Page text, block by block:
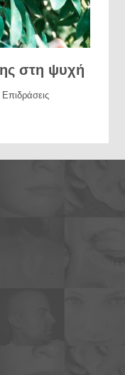
στη ψυχή